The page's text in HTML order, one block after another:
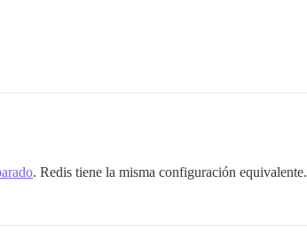
. Redis tiene la misma configuración equivalente.